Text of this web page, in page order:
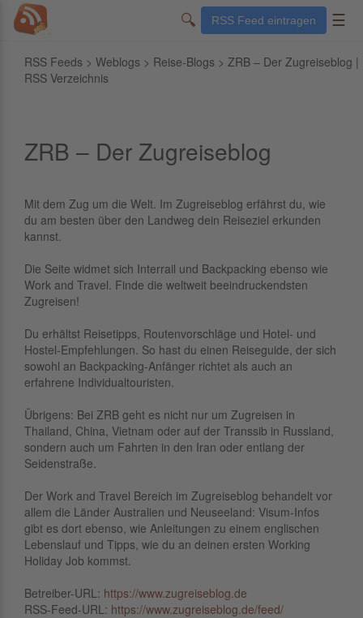
🔍 RSS Feed eintragen ☰
RSS Feeds > Weblogs > Reise-Blogs > ZRB – Der Zugreiseblog |
RSS Verzeichnis
ZRB – Der Zugreiseblog
Mit dem Zug um die Welt. Im Zugreiseblog erfährst du, wie
du am besten über den Landweg dein Reiseziel erkunden
kannst.
Die Seite widmet sich Interrail und Backpacking ebenso wie
Work and Travel. Finde die weltweit beeindruckendsten
Zugreisen!
Du erhältst Reisetipps, Routenvorschläge und Hotel- und
Hostel-Empfehlungen. So hast du einen Reiseguide, der sich
sowohl an Backpacking-Anfänger richtet als auch an
erfahrene Individualtouristen.
Übrigens: Bei ZRB geht es nicht nur um Zugreisen in
Thailand, China, Vietnam oder auf der Transsib in Russland,
sondern auch um Fahrten in den Iran oder entlang der
Seidenstraße.
Der Work and Travel Bereich im Zugreiseblog behandelt vor
allem die Länder Australien und Neuseeland: Visum-Infos
gibt es dort ebenso, wie Anleitungen zu einem englischen
Lebenslauf und Tipps, wie du an deinen ersten Working
Holiday Job kommst.
Betreiber-URL: https://www.zugreiseblog.de
RSS-Feed-URL: https://www.zugreiseblog.de/feed/